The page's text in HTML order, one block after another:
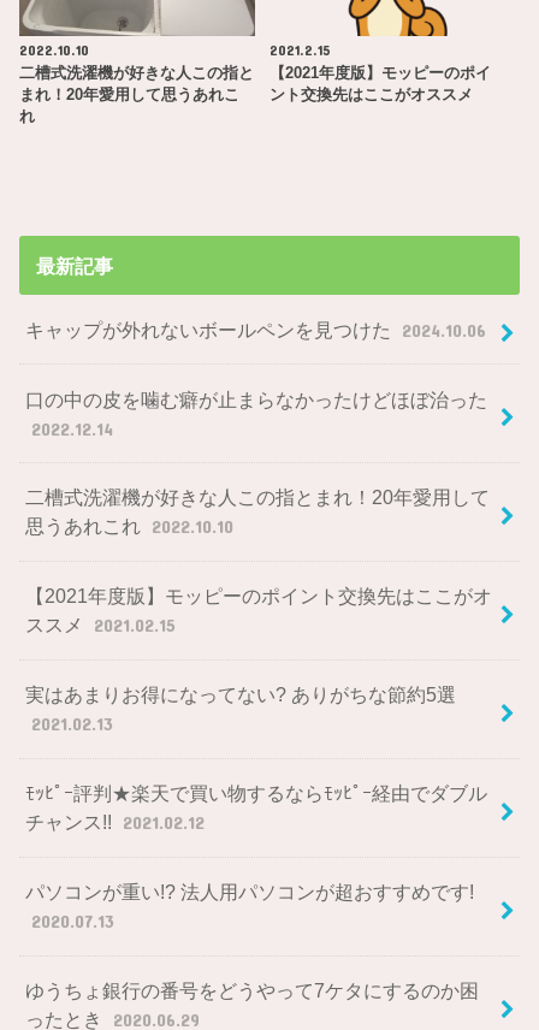
2022.10.10
二槽式洗濯機が好きな人この指と
まれ！20年愛用して思うあれこ
れ
2021.2.15
【2021年度版】モッピーのポイ
ント交換先はここがオススメ
最新記事
キャップが外れないボールペンを見つけた 2024.10.06
口の中の皮を噛む癖が止まらなかったけどほぼ治った
2022.12.14
二槽式洗濯機が好きな人この指とまれ！20年愛用して
思うあれこれ 2022.10.10
【2021年度版】モッピーのポイント交換先はここがオ
ススメ
2021.02.15
実はあまりお得になってない? ありがちな節約5選
2021.02.13
ﾓｯﾋﾟｰ評判★楽天で買い物するならﾓｯﾋﾟｰ経由でダブル
チャンス!!
2021.02.12
パソコンが重い!? 法人用パソコンが超おすすめです!
2020.07.13
ゆうちょ銀行の番号をどうやって7ケタにするのか困
ったとき
2020.06.29